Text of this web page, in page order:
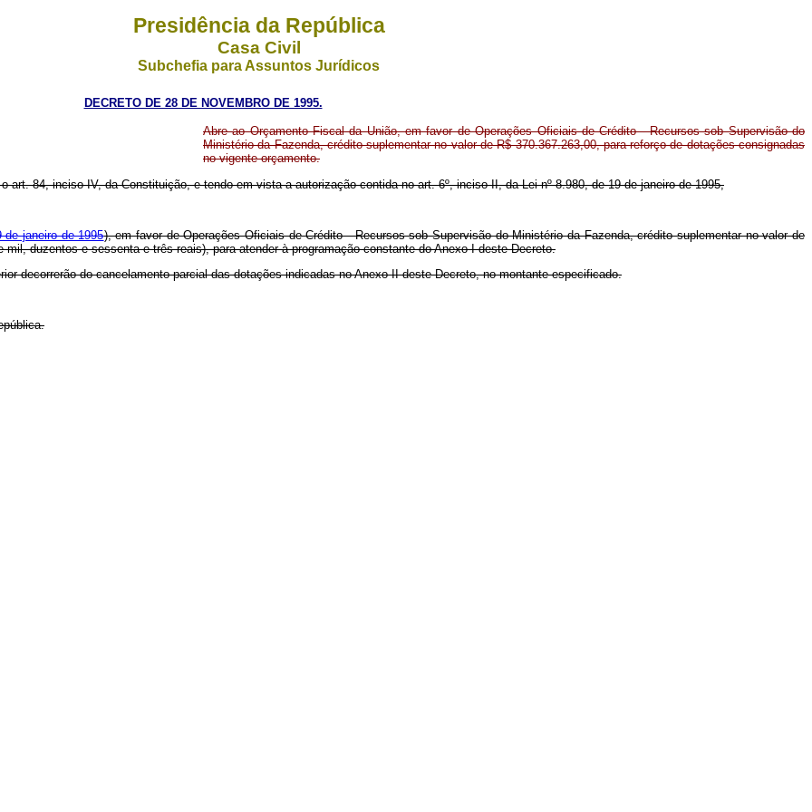
Presidência da República
Casa Civil
Subchefia para Assuntos Jurídicos
DECRETO DE 28 DE NOVEMBRO DE 1995.
Abre ao Orçamento Fiscal da União, em favor de Operações Oficiais de Crédito - Recursos sob Supervisão do
Ministério da Fazenda, crédito suplementar no valor de R$ 370.367.263,00, para reforço de dotações consignadas
no vigente orçamento.
art. 84, inciso IV, da Constituição, e tendo em vista a autorização contida no art. 6º, inciso II, da Lei nº 8.980, de 19 de janeiro de 1995,
de janeiro de 1995), em favor de Operações Oficiais de Crédito - Recursos sob Supervisão do Ministério da Fazenda, crédito suplementar no valor de
duzentos e sessenta e três reais), para atender à programação constante do Anexo I deste Decreto.
decorrerão do cancelamento parcial das dotações indicadas no Anexo II deste Decreto, no montante especificado.